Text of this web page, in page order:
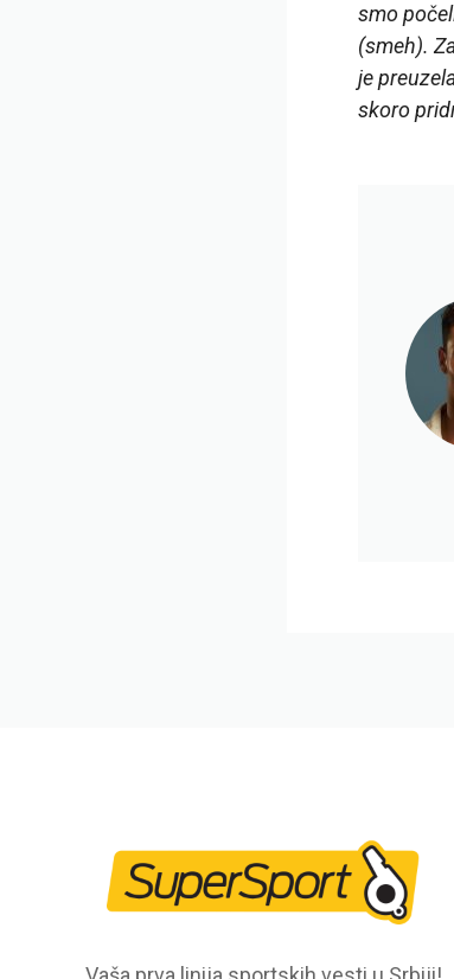
smo
(smeh).
je
skoro